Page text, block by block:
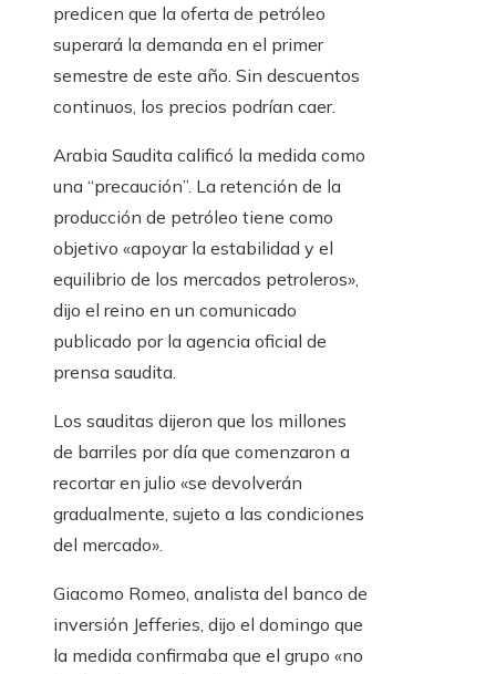
predicen que la oferta de petróleo
superará la demanda en el primer
semestre de este año. Sin descuentos
continuos, los precios podrían caer.
Arabia Saudita calificó la medida como
una “precaución”. La retención de la
producción de petróleo tiene como
objetivo «apoyar la estabilidad y el
equilibrio de los mercados petroleros»,
dijo el reino en un comunicado
publicado por la agencia oficial de
prensa saudita.
Los sauditas dijeron que los millones
de barriles por día que comenzaron a
recortar en julio «se devolverán
gradualmente, sujeto a las condiciones
del mercado».
Giacomo Romeo, analista del banco de
inversión Jefferies, dijo el domingo que
la medida confirmaba que el grupo «no